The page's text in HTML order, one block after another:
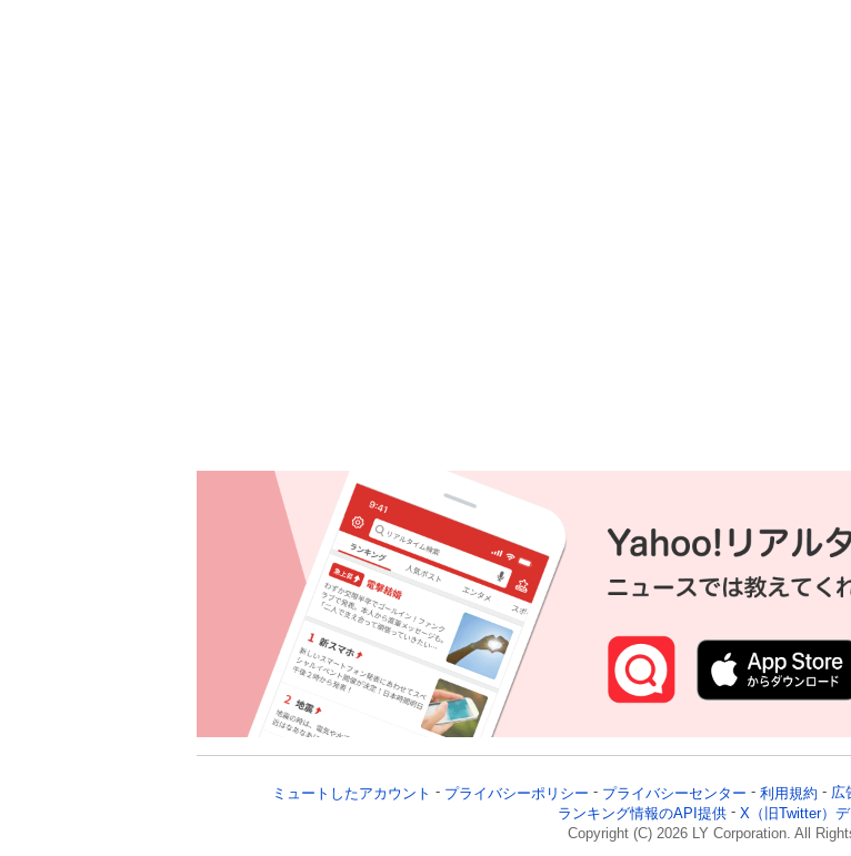
ミュートしたアカウント プライバシーポリシー プライバシーセンター 利用規約 広
ランキング情報のAPI提供
X（旧Twitter）
Copyright (C) 2026LY Corporation. All